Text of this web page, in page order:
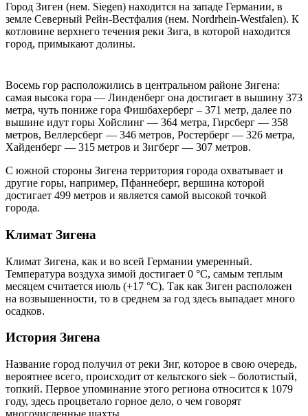
Город Зиген (нем. Siegen) находится на западе Германии, в
земле Северный Рейн-Вестфалия (нем. Nordrhein-Westfalen). К
котловине верхнего течения реки Зига, в которой находится
город, примыкают долины.
Восемь гор расположились в центральном районе Зигена:
самая высока гора — Линденберг она достигает в вышину 373
метра, чуть пониже гора Фишбахерберг – 371 метр, далее по
вышине идут горы Хойслинг — 364 метра, Гирсберг — 358
метров, Веллерсберг — 346 метров, Ростерберг — 326 метра,
Хайденберг — 315 метров и Зигберг — 307 метров.
С южной стороны Зигена территория города охватывает и
другие горы, например, Пфаннеберг, вершина которой
достигает 499 метров и является самой высокой точкой
города.
Климат Зигена
Климат Зигена, как и во всей Германии умеренный.
Температура воздуха зимой достигает 0 °С, самым теплым
месяцем считается июль (+17 °С). Так как Зиген расположен
на возвышенности, то в среднем за год здесь выпадает много
осадков.
История Зигена
Название город получил от реки Зиг, которое в свою очередь,
вероятнее всего, происходит от кельтского siek – болотистый,
топкий. Первое упоминание этого региона относится к 1079
году, здесь процветало горное дело, о чем говорят
многочисленные шахты.